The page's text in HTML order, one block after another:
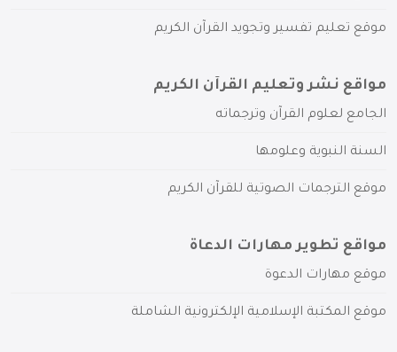
موقع تعليم تفسير وتجويد القرآن الكريم
مواقع نشر وتعليم القرآن الكريم
الجامع لعلوم القرآن وترجماته
السنة النبوية وعلومها
موقع الترجمات الصوتية للقرآن الكريم
مواقع تطوير مهارات الدعاة
موقع مهارات الدعوة
موقع المكتبة الإسلامية الإلكترونية الشاملة